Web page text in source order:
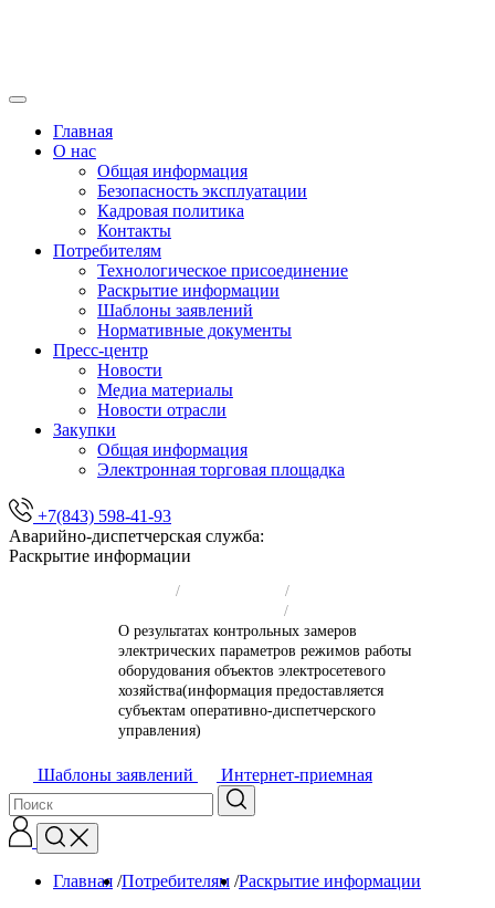
Главная
О нас
Общая информация
Безопасность эксплуатации
Кадровая политика
Контакты
Потребителям
Технологическое присоединение
Раскрытие информации
Шаблоны заявлений
Нормативные документы
Пресс-центр
Новости
Медиа материалы
Новости отрасли
Закупки
Общая информация
Электронная торговая площадка
+7(843) 598-41-93
Аварийно-диспетчерская служба:
Раскрытие информации
/
/
/
О результатах контрольных замеров
электрических параметров режимов работы
оборудования объектов электросетевого
хозяйства(информация предоставляется
субъектам оперативно-диспетчерского
управления)
Шаблоны заявлений Интернет-приемная
Главная /Потребителям /Раскрытие информации